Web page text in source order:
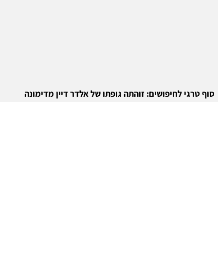
סוף טרגי לחיפושים: זוהתה גופתו של אלדר דיין מדימונה